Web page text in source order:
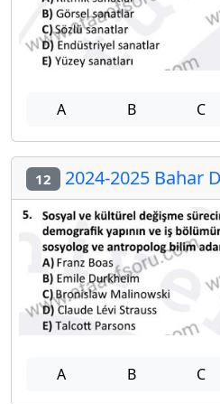
A B C
12 2024-2025 Bahar
A B C